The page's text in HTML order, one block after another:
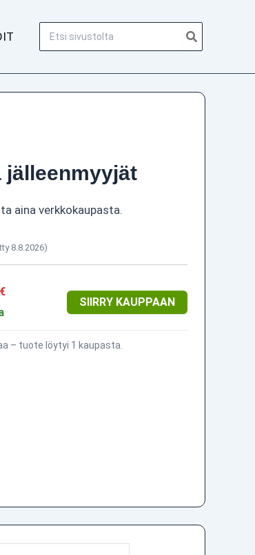
jälleenmyyjät
aina verkkokaupasta.
8.8.2026)
SIIRRY KAUPPAAN
– tuote löytyi 1 kaupasta.